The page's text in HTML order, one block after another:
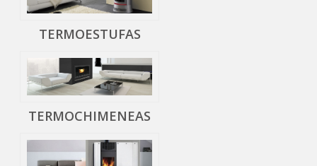
TERMOESTUFAS
TERMOCHIMENEAS